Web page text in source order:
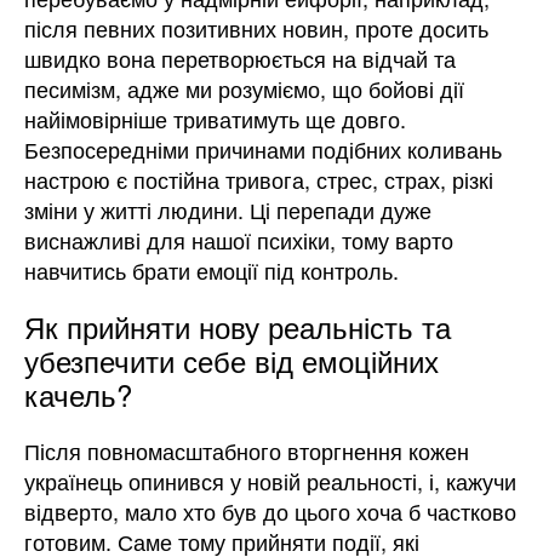
після певних позитивних новин, проте досить
швидко вона перетворюється на відчай та
песимізм, адже ми розуміємо, що бойові дії
найімовірніше триватимуть ще довго.
Безпосередніми причинами подібних коливань
настрою є постійна тривога, стрес, страх, різкі
зміни у житті людини. Ці перепади дуже
виснажливі для нашої психіки, тому варто
навчитись брати емоції під контроль.
Як прийняти нову реальність та
убезпечити себе від емоційних
качель?
Після повномасштабного вторгнення кожен
українець опинився у новій реальності, і, кажучи
відверто, мало хто був до цього хоча б частково
готовим. Саме тому прийняти події, які